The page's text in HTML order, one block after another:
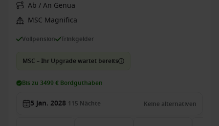
Ab / An Genua
MSC Magnifica
Vollpension Trinkgelder
MSC – Ihr Upgrade wartet bereits
Bis zu 3499 € Bordguthaben
5 Jan. 2028 115 Nächte Keine alternativen